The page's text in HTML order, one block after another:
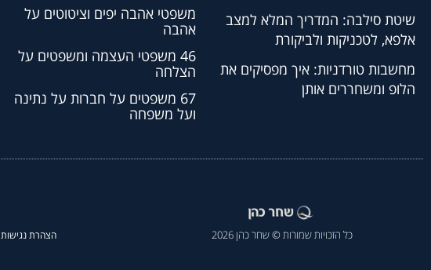
שיטת סילבה: המדריך המלא למצב
אלפא, לטכניקות ולביקורת
מחשבות טורדניות: איך מפסיקים את
הלופ ומשחררים אותן
משפטי אהבה יפים וציטוטים על
אהבה
46 משפטי העצמה ומשפטים על
הצלחה
67 משפטים על חברות על נתינה
ועל משפחה
כל הזכויות שמורות © שחר כהן 2026 הצהרת נגישות